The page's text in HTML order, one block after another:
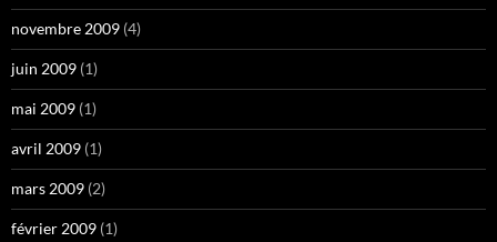
novembre 2009 (4)
juin 2009 (1)
mai 2009 (1)
avril 2009 (1)
mars 2009 (2)
février 2009 (1)